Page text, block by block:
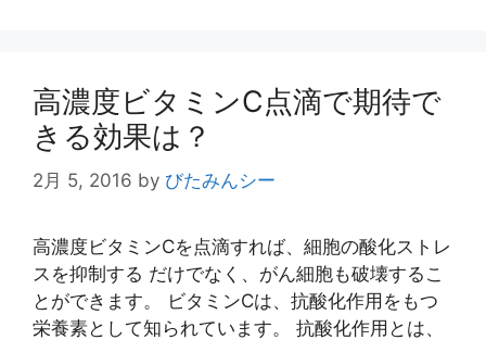
高濃度ビタミンC点滴で期待で
きる効果は？
2月 5, 2016 by びたみんシー
高濃度ビタミンCを点滴すれば、細胞の酸化ストレ
スを抑制する だけでなく、がん細胞も破壊するこ
とができます。 ビタミンCは、抗酸化作用をもつ
栄養素として知られています。 抗酸化作用とは、